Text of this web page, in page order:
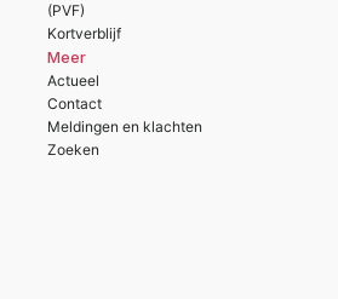
(PVF)
Kortverblijf
Meer
Actueel
Contact
Meldingen en klachten
Zoeken